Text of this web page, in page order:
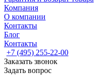
Компания
О компании
Контакты
Блог
Контакты
+7 (495) 255-22-00
Заказать звонок
Задать вопрос